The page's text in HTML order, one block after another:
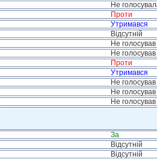
Не
Проти
Утримався
Відсутній
Не голосував
Не голосував
Проти
Утримався
Не голосував
Не голосував
Не голосував
За
Відсутній
Відсутній